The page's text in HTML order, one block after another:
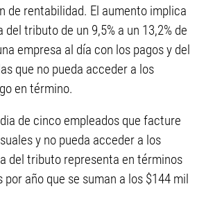
de rentabilidad. El aumento implica
tributo de un 9,5% a un 13,2% de
empresa al día con los pagos y del
que no pueda acceder a los
en término.
de cinco empleados que facture
y no pueda acceder a los
del tributo representa en términos
por año que se suman a los $144 mil